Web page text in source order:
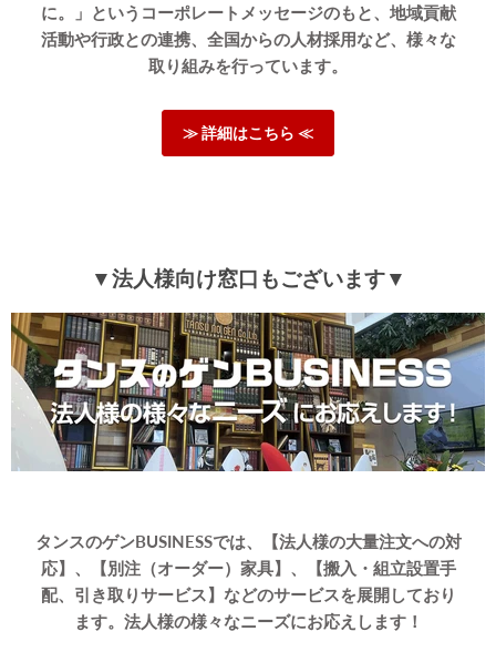
無く快適な寝心地です！ おすすめします
>>タンスのゲンが返信しました
全く軋むことも無く快適な寝心地ですとのお言葉を頂き、
また機会がございましたらよろしくお願いいたします。
≫もっと見る≪
に。」というコーポレートメッセージのもと、地域貢献
活動や行政との連携、全国からの人材採用など、様々な
取り組みを行っています。
≫ 詳細はこちら ≪
▼法人様向け窓口もございます▼
タンスのゲンBUSINESSでは、【法人様の大量注文への対
応】、【別注（オーダー）家具】、【搬入・組立設置手
配、引き取りサービス】などのサービスを展開しており
ます。法人様の様々なニーズにお応えします！